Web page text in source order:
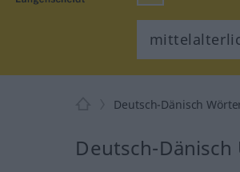
Deutsch-Dänisch
Deutsch-